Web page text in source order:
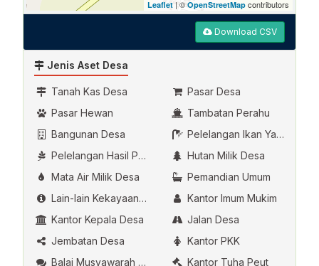
Leaflet | ©OpenStreetMap contributors
Download CSV
Jenis Aset Desa
Tanah Kas Desa
Pasar Desa
Pasar Hewan
Tambatan Perahu
Bangunan Desa
Pelelangan Ikan Yang Dikelola Oleh Desa
Pelelangan Hasil Pertanian
Hutan Milik Desa
Mata Air Milik Desa
Pemandian Umum
Lain-lain Kekayaan Asli Desa
Kantor Imum Mukim
Kantor Kepala Desa
Jalan Desa
Jembatan Desa
Kantor PKK
Balai Musyawarah Desa
Kantor Tuha Peut